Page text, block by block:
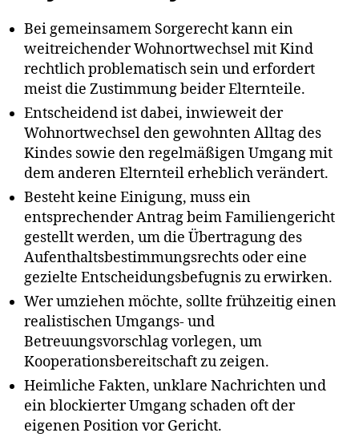
Bei gemeinsamem Sorgerecht kann ein
weitreichender Wohnortwechsel mit Kind
rechtlich problematisch sein und erfordert
meist die Zustimmung beider Elternteile.
Entscheidend ist dabei, inwieweit der
Wohnortwechsel den gewohnten Alltag des
Kindes sowie den regelmäßigen Umgang mit
dem anderen Elternteil erheblich verändert.
Besteht keine Einigung, muss ein
entsprechender Antrag beim Familiengericht
gestellt werden, um die Übertragung des
Aufenthaltsbestimmungsrechts oder eine
gezielte Entscheidungsbefugnis zu erwirken.
Wer umziehen möchte, sollte frühzeitig einen
realistischen Umgangs- und
Betreuungsvorschlag vorlegen, um
Kooperationsbereitschaft zu zeigen.
Heimliche Fakten, unklare Nachrichten und
ein blockierter Umgang schaden oft der
eigenen Position vor Gericht.